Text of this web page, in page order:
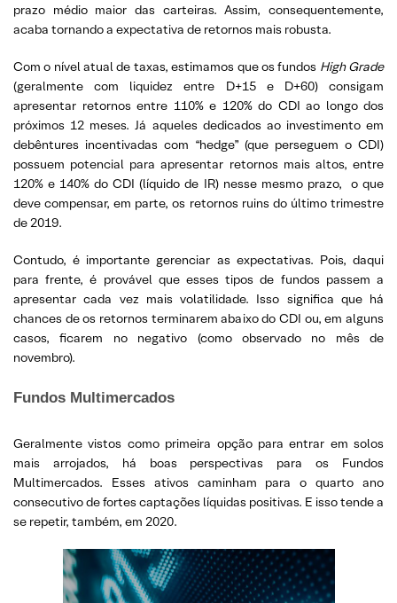
prazo médio maior das carteiras. Assim, consequentemente,
acaba tornando a expectativa de retornos mais robusta.
Com o nível atual de taxas, estimamos que os fundos High Grade
(geralmente com liquidez entre D+15 e D+60) consigam
apresentar retornos entre 110% e 120% do CDI ao longo dos
próximos 12 meses. Já aqueles dedicados ao investimento em
debêntures incentivadas com “hedge” (que perseguem o CDI)
possuem potencial para apresentar retornos mais altos, entre
120% e 140% do CDI (líquido de IR) nesse mesmo prazo, o que
deve compensar, em parte, os retornos ruins do último trimestre
de 2019.
Contudo, é importante gerenciar as expectativas. Pois, daqui
para frente, é provável que esses tipos de fundos passem a
apresentar cada vez mais volatilidade. Isso significa que há
chances de os retornos terminarem abaixo do CDI ou, em alguns
casos, ficarem no negativo (como observado no mês de
novembro).
Fundos Multimercados
Geralmente vistos como primeira opção para entrar em solos
mais arrojados, há boas perspectivas para os Fundos
Multimercados. Esses ativos caminham para o quarto ano
consecutivo de fortes captações líquidas positivas. E isso tende a
se repetir, também, em 2020.